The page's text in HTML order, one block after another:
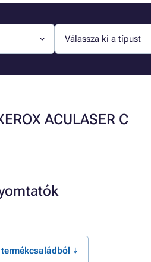
Válassza ki a típust
ACULASER C
termékcsaládból ↓